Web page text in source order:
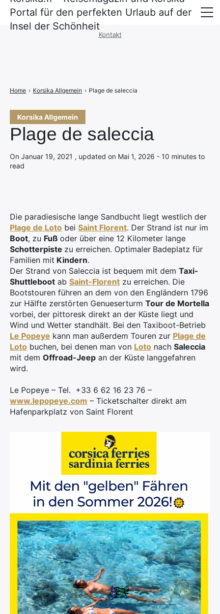
Korsika Allgemein
Plage de saleccia
On Januar 19, 2021 , updated on Mai 1, 2026 - 10 minutes to
read
Home › Korsika Allgemein › Plage de saleccia
Die paradiesische lange Sandbucht liegt westlich der
Plage de Loto bei Saint Florent. Der Strand ist nur im
Boot, zu Fuß oder über eine 12 Kilometer lange
Schotterpiste zu erreichen. Optimaler Badeplatz für
Familien mit Kindern.
Der Strand von Saleccia ist bequem mit dem Taxi-
Shuttleboot ab Saint-Florent zu erreichen. Die
Bootstouren führen an dem von den Engländern 1796
zur Hälfte zerstörten Genueserturm Tour de Mortella
vorbei, der pittoresk direkt an der Küste liegt und
Wind und Wetter standhält. Bei den Taxiboot-Betrieb
Le Popeye kann man außerdem Touren zur Plage de
Loto buchen, bei denen man von Loto nach Saleccia
mit dem Offroad-Jeep an der Küste langgefahren
wird.
Le Popeye – Tel. +33 6 62 16 23 76 –
www.lepopeye.com – Ticketschalter direkt am
Hafenparkplatz von Saint Florent
Portal für den perfekten Urlaub auf der
Insel der Schönheit
Impressum · Datenschutzerklärung
Kontakt